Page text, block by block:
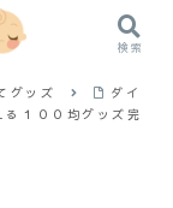
グッズ
ダイ
１００均グッズ完
検索